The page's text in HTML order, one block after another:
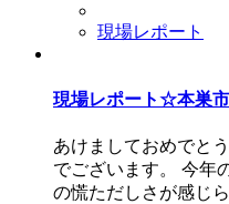
現場レポート
現場レポート☆本巣
あけましておめでと
でございます。 今年
の慌ただしさが感じ